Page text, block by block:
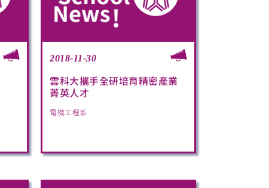
2018-11-30
雲科大攜手全研培育精密產業
菁英人才
電機工程系